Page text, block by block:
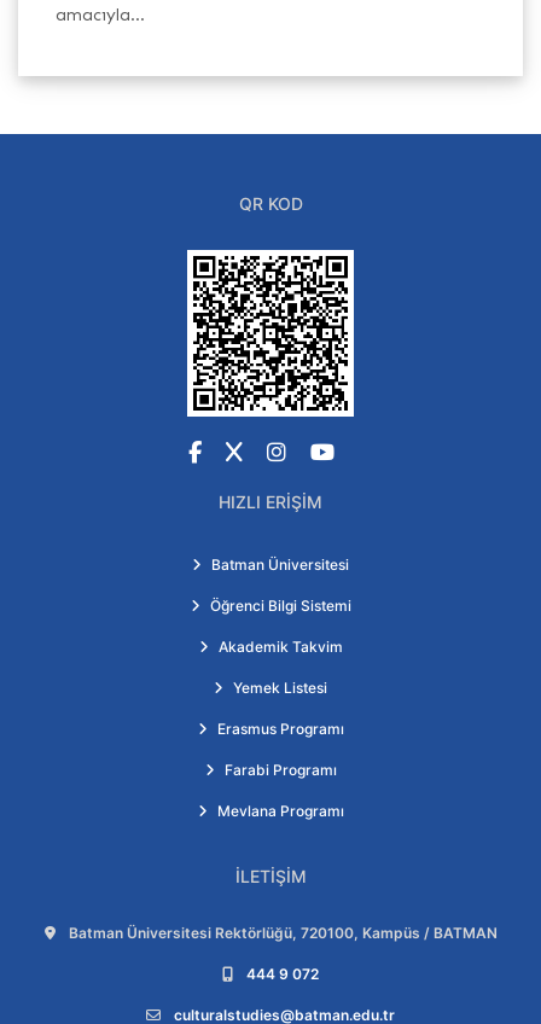
amacıyla...
QR KOD
Facebook
X Instagram
YouTube
HIZLI ERIŞIM
Batman Üniversitesi
Öğrenci Bilgi Sistemi
Akademik Takvim
Yemek Listesi
Erasmus Programı
Farabi Programı
Mevlana Programı
İLETIŞIM
Adres:
Batman Üniversitesi Rektörlüğü, 720100, Kampüs / BATMAN
Telefon:
444 9 072
E-posta:
culturalstudies@batman.edu.tr